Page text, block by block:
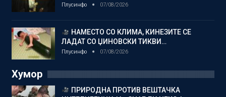
Плусинфо 07/08/2026
НАМЕСТО СО КЛИМА, КИНЕЗИТЕ СЕ
ЛАДАТ СО ЏИНОВСКИ ТИКВИ…
Плусинфо 07/08/2026
Хумор
ПРИРОДНА ПРОТИВ ВЕШТАЧКА